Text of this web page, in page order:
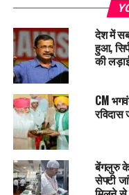
मंत्री ने बताया कि
ऑफिसर (प्लॉट) को आवश्यक
अनुसार जमीन का भौतिक
अधिकारी, मोहाली को सौंपने के
किसी देरी के शुरू किया जा
सरकार का मानना है कि इस
जरूरतमंद वरिष्ठ नागरिकों
सम्मानजनक जीवन का अवसर
मानसिक सुरक्षा भी
देश में
हुआ,
की
CM
बेंगलुरु
सेफ्टी